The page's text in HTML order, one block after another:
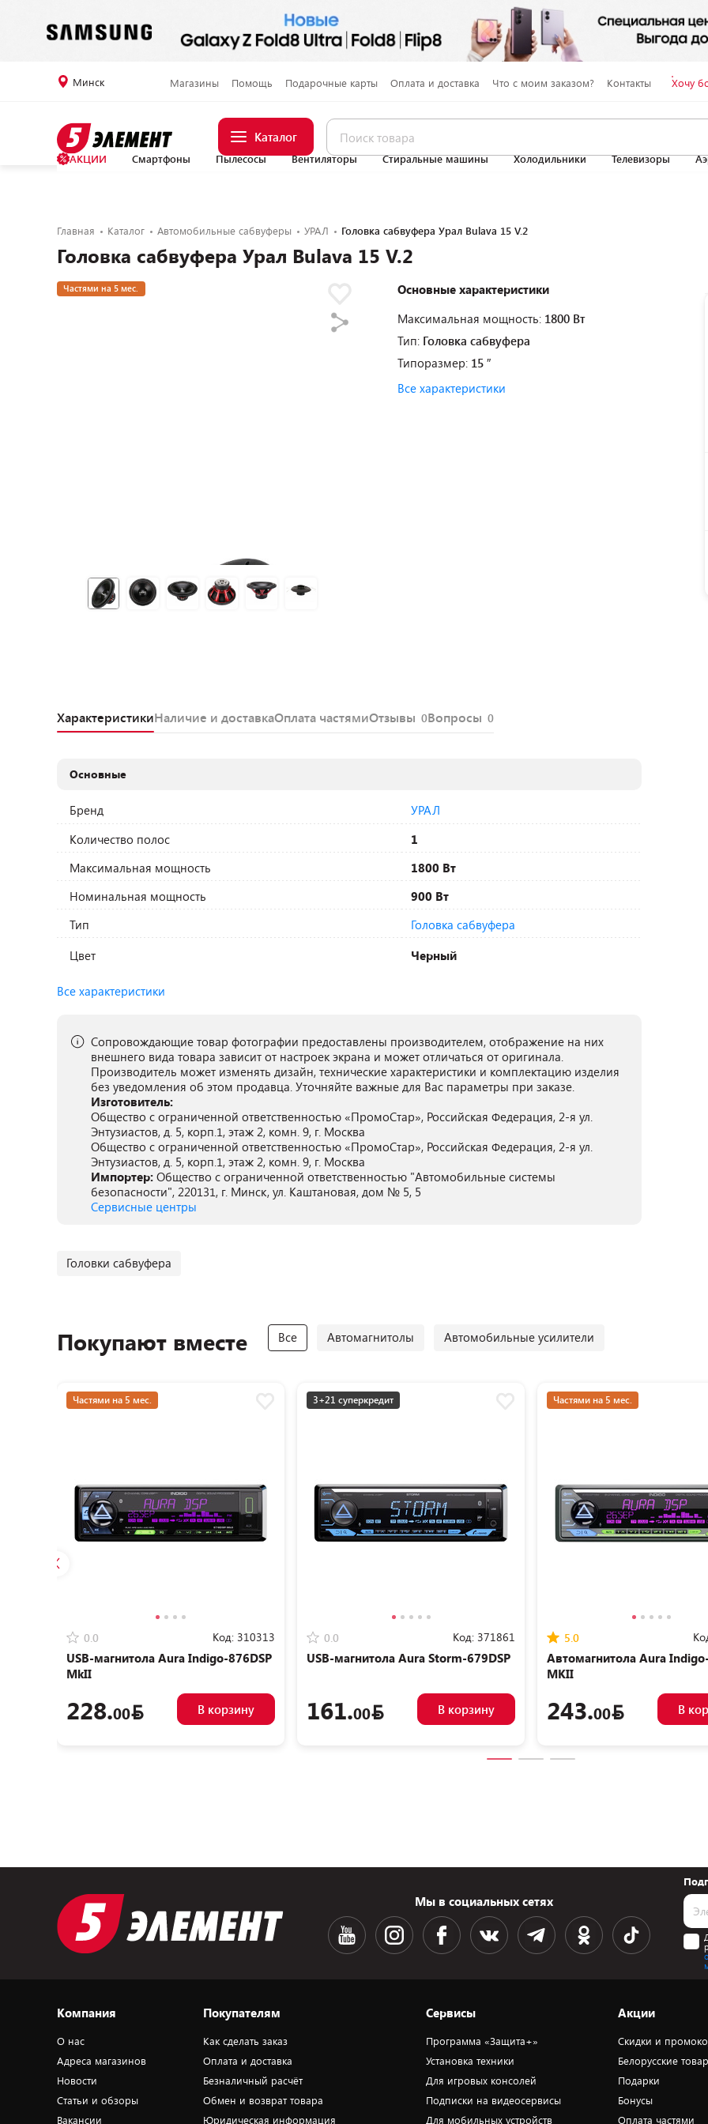
Минск Магазины Помощь Подарочные карты Оплата и доставка Что с моим заказом? Контакты Хочу
Каталог
АКЦИИ Смартфоны Пылесосы Вентиляторы Стиральные машины Холодильники Телевизоры
Главная Каталог Автомобильные сабвуферы УРАЛ Головка сабвуфера Урал Bulava 15 V.2
Головка сабвуфера Урал Bulava 15 V.2
Частями на 5 мес.
Основные характеристики
Максимальная мощность: 1800 Вт
Тип: Головка сабвуфера
Типоразмер: 15 ″
Все характеристики
ХарактеристикиНаличие и доставкаОплата частямиОтзывы 0Вопросы 0
Основные
Бренд
УРАЛ
Количество полос
1
Максимальная мощность
1800 Вт
Номинальная мощность
900 Вт
Тип
Головка сабвуфера
Цвет
Черный
Все характеристики
Сопровождающие товар фотографии предоставлены производителем, отображение на них
внешнего вида товара зависит от настроек экрана и может отличаться от оригинала.
Производитель может изменять дизайн, технические характеристики и комплектацию изделия
без уведомления об этом продавца. Уточняйте важные для Вас параметры при заказе.
Изготовитель:
Общество с ограниченной ответственностью «ПромоСтар», Российская Федерация, 2-я ул.
Энтузиастов, д. 5, корп.1, этаж 2, комн. 9, г. Москва
Общество с ограниченной ответственностью «ПромоСтар», Российская Федерация, 2-я ул.
Энтузиастов, д. 5, корп.1, этаж 2, комн. 9, г. Москва
Импортер: Общество с ограниченной ответственностью "Автомобильные системы
безопасности", 220131, г. Минск, ул. Каштановая, дом № 5, 5
Сервисные центры
Головки сабвуфера
Покупают вместе Все Автомагнитолы Автомобильные усилители
Частями на 5 мес.
0.0 Код: 310313
USB-магнитола Aura Indigo-876DSP
MkII
228.00 В корзину
3+21 суперкредит
0.0 Код: 371861
USB-магнитола Aura Storm-679DSP
161.00 В корзину
Частями на 5 мес.
5.0
Автомагнитола Aura
MKII
243.00 В
Мы в социальных сетях
Компания
О нас
Адреса магазинов
Новости
Статьи и обзоры
Вакансии
Покупателям
Как сделать заказ
Оплата и доставка
Безналичный расчёт
Обмен и возврат товара
Юридическая информация
Сервисы
Программа «Защита+»
Установка техники
Для игровых консолей
Подписки на видеосервисы
Для мобильных устройств
Акции
Скидки и
Белорусские
Подарки
Бонусы
Оплата частями